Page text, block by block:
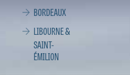
BORDEAUX
LIBOURNE &
SAINT-
ÉMILION